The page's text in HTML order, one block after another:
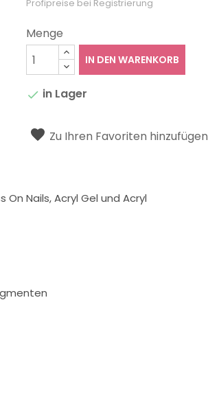
Profipreise bei Registrierung
Menge
IN DEN WARENKORB
 in Lager
Zu Ihren Favoriten hinzufügen
On Nails, Acryl Gel und Acryl